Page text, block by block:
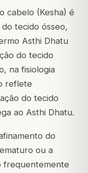
cabelo (Kesha) é
tecido ósseo,
Asthi Dhatu
do tecido
na fisiologia
reflete
do tecido
ao Asthi Dhatu.
do
ou a
frequentemente